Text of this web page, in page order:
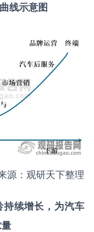
线示意图
源：观研天下整理
持续增长，为汽车